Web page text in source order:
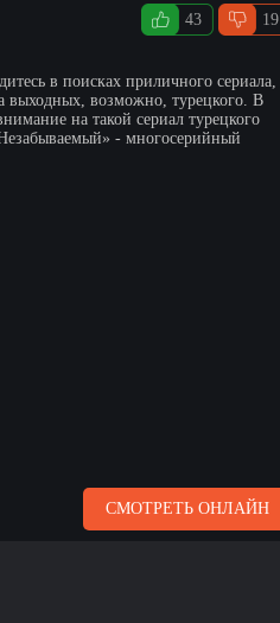
43 19
в поисках приличного сериала,
выходных, возможно, турецкого. В
на такой сериал турецкого
- многосерийный
СМОТРЕТЬ ОНЛАЙН